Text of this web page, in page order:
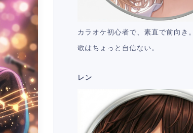
カラオケ初心者で、素直で前向き。
歌はちょっと自信ない。
レン